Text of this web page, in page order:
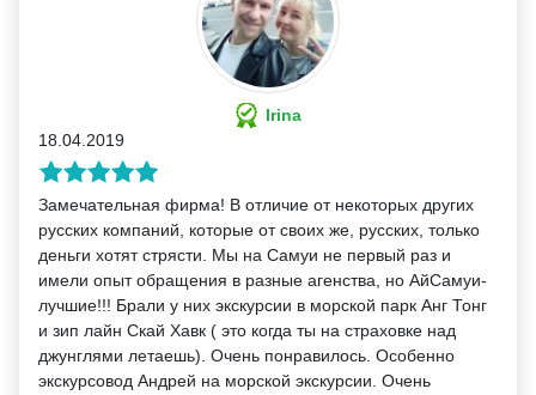
Irina
18.04.2019
Замечательная фирма! В отличие от некоторых других
русских компаний, которые от своих же, русских, только
деньги хотят стрясти. Мы на Самуи не первый раз и
имели опыт обращения в разные агенства, но АйСамуи-
лучшие!!! Брали у них экскурсии в морской парк Анг Тонг
и зип лайн Скай Хавк ( это когда ты на страховке над
джунглями летаешь). Очень понравилось. Особенно
экскурсовод Андрей на морской экскурсии. Очень